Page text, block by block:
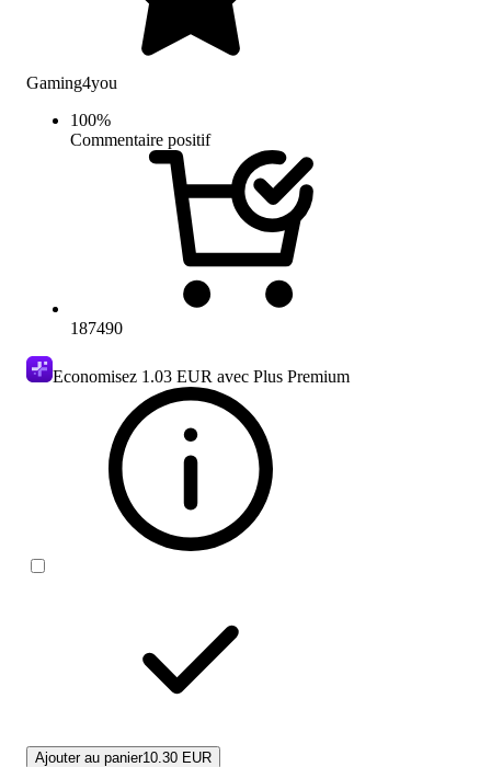
Gaming4you
100%
Commentaire positif
187490
Economisez 1.03 EUR avec Plus Premium
Ajouter au panier10.30 EUR